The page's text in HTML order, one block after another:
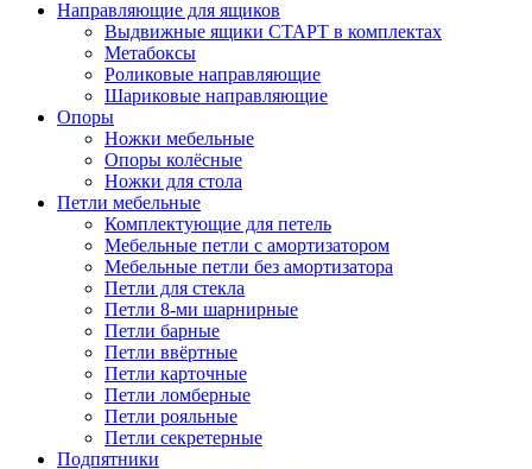
Направляющие для ящиков
Выдвижные ящики СТАРТ в комплектах
Метабоксы
Роликовые направляющие
Шариковые направляющие
Опоры
Ножки мебельные
Опоры колёсные
Ножки для стола
Петли мебельные
Комплектующие для петель
Мебельные петли с амортизатором
Мебельные петли без амортизатора
Петли для стекла
Петли 8-ми шарнирные
Петли барные
Петли ввёртные
Петли карточные
Петли ломберные
Петли рояльные
Петли секретерные
Подпятники